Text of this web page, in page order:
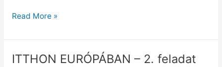
Read More »
ITTHON EURÓPÁBAN – 2. feladat
ITTHON